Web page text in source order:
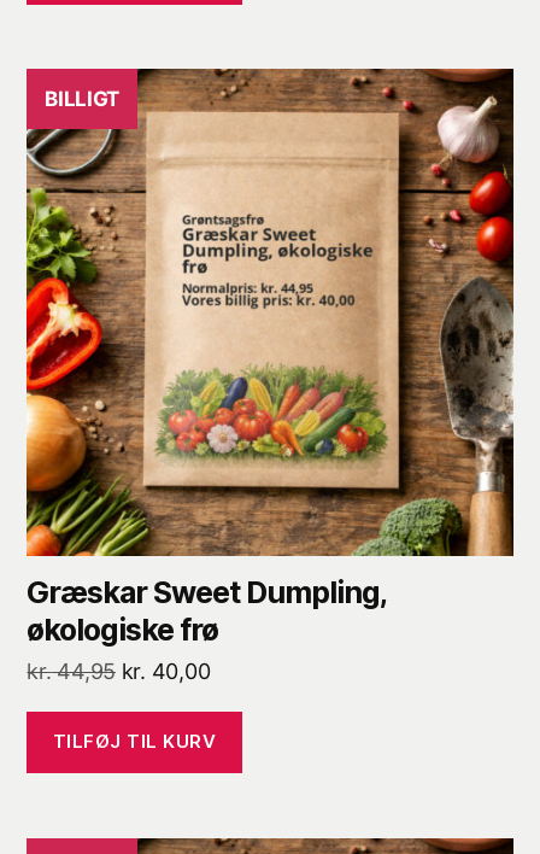
BILLIGT
Græskar Sweet Dumpling,
økologiske frø
kr.44,95 Den
pris
var:
kr. 40,00Den
pris
er:
TILFØJ TIL KURV